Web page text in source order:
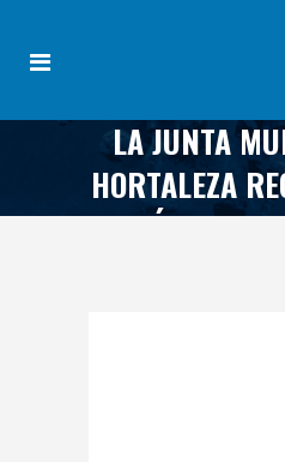
LA JUNTA
HORTALEZA
CESIÓN DE